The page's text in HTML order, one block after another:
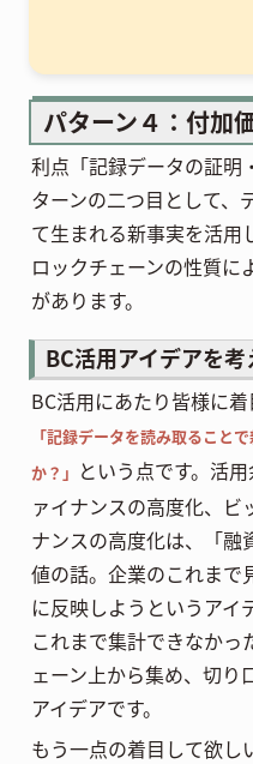
パターン４：付加
利点「記録データの証明
ターンの二つ目として、
て生まれる新事実を活用
ロックチェーンの性質に
があります。
BC活用アイデアを
BC活用にあたり皆様に着
「記録データを読み取ること
か？」 という点です。活
ァイナンスの高度化、ビ
ナンスの高度化は、「融
値の話。企業のこれまで
に反映しようというアイ
これまで集計できなかっ
ェーン上から集め、切り
アイデアです。
もう一点の着目して欲し